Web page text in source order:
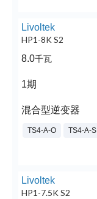
Livoltek
HP1-8K S2
8.0千瓦
1期
混合型逆变器
TS4-A-O TS4-A-S
Livoltek
HP1-7.5K S2